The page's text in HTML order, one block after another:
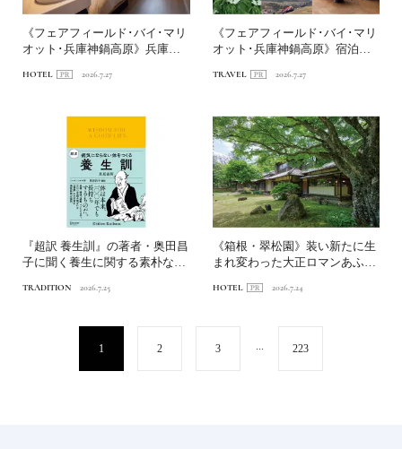
《フェアフィールド･バイ･マリ
オット･兵庫神鍋高原》兵庫の
HOTEL 2026.7.27
《フェアフィールド･バイ･マリ
オット･兵庫神鍋高原》宿泊特
TRAVEL 2026.7.27
『超訳 養生訓』の著者・奥田昌
子に聞く養生に関する素朴な疑
TRADITION 2026.7.25
《箱根・翠松園》装い新たに生
まれ変わった大正ロマンあふれ
HOTEL 2026.7.24
1 2 3 223